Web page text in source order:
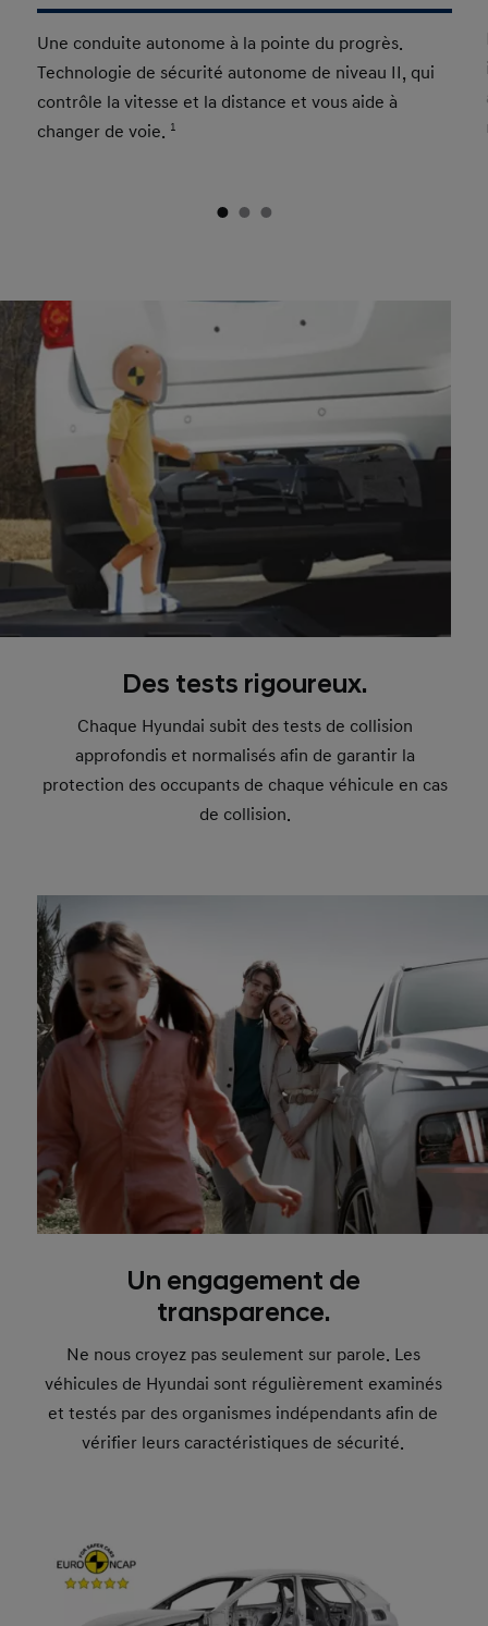
Une conduite autonome à la pointe du progrès.
Technologie de sécurité autonome de niveau II, qui
contrôle la vitesse et la distance et vous aide à
changer de voie. 1
Des tests rigoureux.
Chaque Hyundai subit des tests de collision
approfondis et normalisés afin de garantir la
protection des occupants de chaque véhicule en cas
de collision.
Un engagement de
transparence.
Ne nous croyez pas seulement sur parole. Les
véhicules de Hyundai sont régulièrement examinés
et testés par des organismes indépendants afin de
vérifier leurs caractéristiques de sécurité.